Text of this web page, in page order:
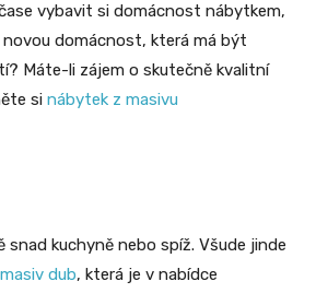
vybavit si domácnost nábytkem,
domácnost, která má být
Máte-li zájem o skutečně kvalitní
si nábytek z masivu
kuchyně nebo spíž. Všude jinde
dub, která je v nabídce